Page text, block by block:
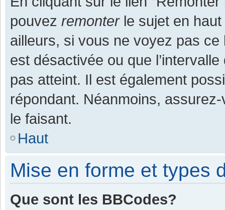
pouvez remonterle sujet en haut
ailleurs, si vous ne voyez pas
est désactivée ou que
pas atteint. Il est également
répondant. Néanmoins,
le faisant.
Haut
Mise en forme et types
Que sont les BBCodes?